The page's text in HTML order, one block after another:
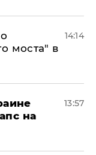
моста" в
14:14
на
13:57